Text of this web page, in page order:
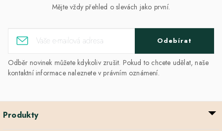
Mějte vždy přehled o slevách jako první.
Odebírat
Odběr novinek můžete kdykoliv zrušit. Pokud to chcete udělat, naše
kontaktní informace naleznete v právním oznámení.
Produkty